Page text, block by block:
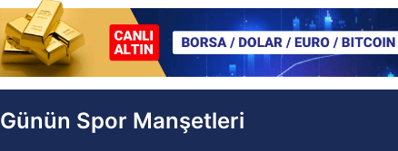
Günün Spor Manşetleri